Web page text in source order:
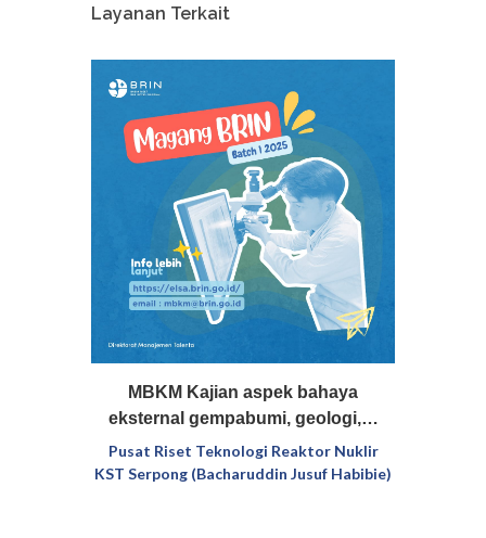
Layanan Terkait
MBKM Kajian aspek bahaya
eksternal gempabumi, geologi,…
Pusat Riset Teknologi Reaktor Nuklir
KST Serpong (Bacharuddin Jusuf Habibie)